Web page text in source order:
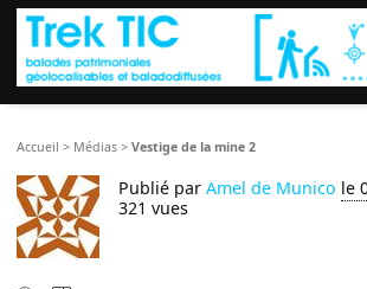
Accueil > Médias >Vestige de la mine 2
Publié parAmel de Munico le
321 vues